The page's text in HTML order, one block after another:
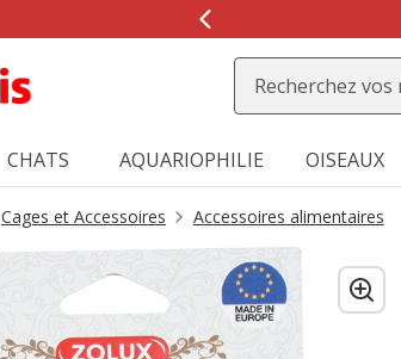
de
message,
CHATS AQUARIOPHILIE OISEAUX
Cages et Accessoires
Accessoires alimentaires